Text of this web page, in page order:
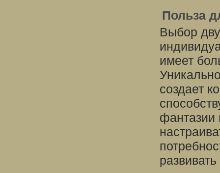
Польза
Выбор
имеет
создает
фантазии